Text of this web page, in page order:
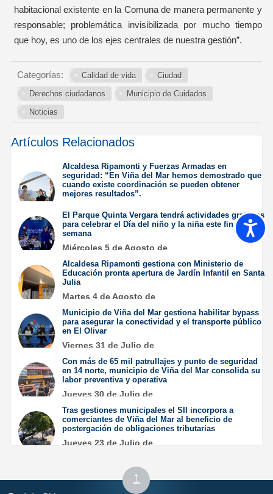
habitacional existente en la Comuna de manera permanente y
responsable; problemática invisibilizada por mucho tiempo
que hoy, es uno de los ejes centrales de nuestra gestión”.
Categorías: Calidad de vida
Ciudad
Derechos ciudadanos
Municipio de Cuidados
Noticias
Artículos Relacionados
Alcaldesa Ripamonti y Fuerzas Armadas en
seguridad: “En Viña del Mar hemos demostrado que
cuando existe coordinación se pueden obtener
mejores resultados”.
2026
El Parque Quinta Vergara tendrá actividades gratuitas
para celebrar el Día del niño y la niña este fin de
semana
Miércoles 5 de Agosto de
Alcaldesa Ripamonti gestiona con Ministerio de
Educación pronta apertura de Jardín Infantil en Santa
Julia
Martes 4 de Agosto de
Municipio de Viña del Mar gestiona habilitar bypass
para asegurar la conectividad y el transporte público
en El Olivar
Viernes 31 de Julio de
Con más de 65 mil patrullajes y punto de seguridad
en 14 norte, municipio de Viña del Mar consolida su
labor preventiva y operativa
Jueves 30 de Julio de
Tras gestiones municipales el SII incorpora a
comerciantes de Viña del Mar al beneficio de
postergación de obligaciones tributarias
Jueves 23 de Julio de
↑ Subir